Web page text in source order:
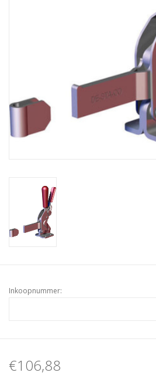
Inkoopnummer:
€106,88